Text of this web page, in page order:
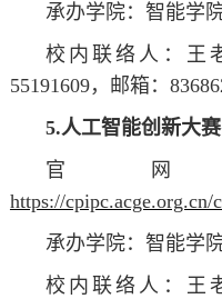
承办学院：智能学
校内联络人：王
55191609，邮箱：
5.人工智能创新大赛
官
https://cpipc.acge.org.cn/
承办学院：智能学
校内联络人：王